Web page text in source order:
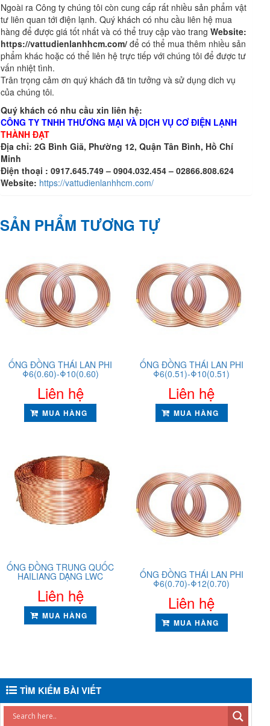
Ngoài ra Công ty chúng tôi còn cung cấp rất nhiều sản phẩm vật
tư liên quan tới điện lạnh. Quý khách có nhu cầu liên hệ mua
hàng để được giá tốt nhất và có thể truy cập vào trang Website:
https://vattudienlanhhcm.com/ để có thể mua thêm nhiều sản
phẩm khác hoặc có thể liên hệ trực tiếp với chúng tôi để được tư
vấn nhiệt tình.
Trân trọng cảm ơn quý khách đã tin tưởng và sử dụng dich vụ
của chúng tôi.
Quý khách có nhu cầu xin liên hệ:
CÔNG TY TNHH THƯƠNG MẠI VÀ DỊCH VỤ CƠ ĐIỆN LẠNH
THÀNH ĐẠT
Địa chỉ: 2G Bình Giã, Phường 12, Quận Tân Bình, Hồ Chí
Minh
Điện thoại : 0917.645.749 – 0904.032.454 – 02866.808.624
Website: https://vattudienlanhhcm.com/
SẢN PHẨM TƯƠNG TỰ
ỐNG ĐỒNG THÁI LAN PHI
Φ6(0.60)-Φ10(0.60)
Liên hệ
MUA HÀNG
ỐNG ĐỒNG THÁI LAN PHI
Φ6(0.51)-Φ10(0.51)
Liên hệ
MUA HÀNG
ỐNG ĐỒNG TRUNG QUỐC
HAILIANG DẠNG LWC
Liên hệ
MUA HÀNG
ỐNG ĐỒNG THÁI LAN PHI
Φ6(0.70)-Φ12(0.70)
Liên hệ
MUA HÀNG
TÌM KIẾM BÀI VIẾT